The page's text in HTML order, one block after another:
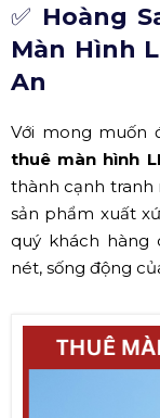
✅ Hoàng
Màn Hình
An
Với mong muốn
thuê màn hình
thành cạnh tranh
sản phẩm xuất
quý khách hàng
nét, sống động